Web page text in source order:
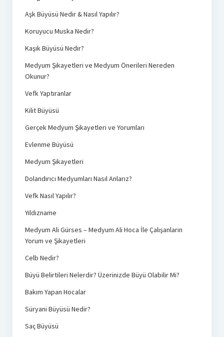
Aşk Büyüsü Nedir & Nasıl Yapılır?
Koruyucu Muska Nedir?
Kaşık Büyüsü Nedir?
Medyum Şikayetleri ve Medyum Önerileri Nereden
Okunur?
Vefk Yaptıranlar
Kilit Büyüsü
Gerçek Medyum Şikayetleri ve Yorumları
Evlenme Büyüsü
Medyum Şikayetleri
Dolandırıcı Medyumları Nasıl Anlarız?
Vefk Nasıl Yapılır?
Yıldızname
Medyum Ali Gürses – Medyum Ali Hoca İle Çalışanların
Yorum ve Şikayetleri
Celb Nedir?
Büyü Belirtileri Nelerdir? Üzerinizde Büyü Olabilir Mi?
Bakım Yapan Hocalar
Süryani Büyüsü Nedir?
Saç Büyüsü